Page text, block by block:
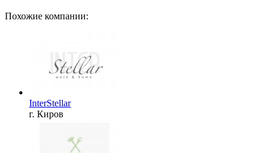
Похожие компании:
InterStellar
г. Киров